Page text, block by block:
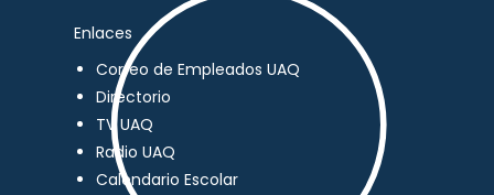
Enlaces
Correo de Empleados UAQ
Directorio
TV UAQ
Radio UAQ
Calendario Escolar